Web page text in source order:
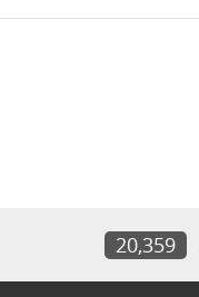
20,359